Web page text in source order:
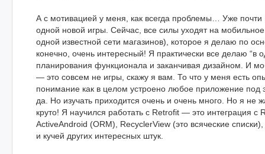
А с мотивацией у меня, как всегда проблемы… Уже почти
одной новой игры. Сейчас, все силы уходят на
одной известной сети магазинов), которое я делаю по
конечно, очень интересный! Я практически все делаю “в
планирования функционала и заканчивая дизайном. И
— это совсем не игры, скажу я вам. То что у меня есть
понимание как в целом устроено любое приложение под
да. Но изучать приходится очень и очень много. Но я не
круто! Я научился работать с Retrofit — это интеграция с
ActiveAndroid (ORM), RecyclerView (это всяческие
и кучей других интересных штук.